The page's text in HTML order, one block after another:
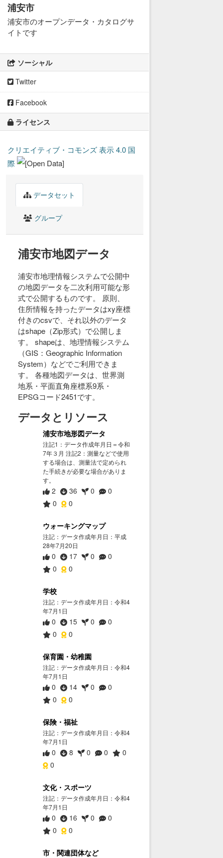
浦安市
浦安市のオープンデータ・カタログサ
イトです
ソーシャル
Twitter
Facebook
ライセンス
クリエイティブ・コモンズ 表示 4.0 国
際
データセット
グループ
浦安市地図データ
浦安市地理情報システムで公開中
の地図データを二次利用可能な形
式で公開するものです。 原則、
住所情報を持ったデータはxy座標
付きのcsvで、それ以外のデータ
はshape（Zip形式）で公開しま
す。 shapeは、地理情報システム
（GIS：Geographic Information
System）などでご利用できま
す。 各種地図データは、世界測
地系・平面直角座標系9系・
EPSGコード2451です。
データとリソース
浦安市地形図データ
注記1：データ作成年月日＝令和
7年３月 注記2：測量などで使用
する場合は、測量法で定められ
た手続きが必要な場合がありま
す。
2 36 0
0
0
0
ウォーキングマップ
注記：データ作成年月日：平成
28年7月20日
0 17 0
0
0
0
学校
注記：データ作成年月日：令和4
年7月1日
0 15 0
0
0
0
保育園・幼稚園
注記：データ作成年月日：令和4
年7月1日
0 14 0
0
0
0
保険・福祉
注記：データ作成年月日：令和4
年7月1日
0 8 0 0
0
0
文化・スポーツ
注記：データ作成年月日：令和4
年7月1日
0 16 0
0
0
0
市・関連団体など